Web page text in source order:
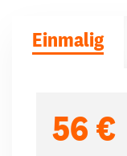
Einmalig
56 €